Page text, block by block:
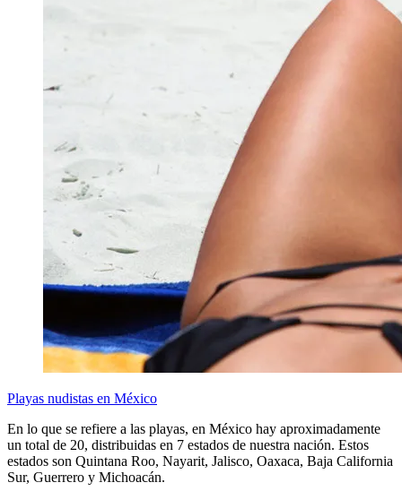
Playas nudistas en México
En lo que se refiere a las playas, en México hay aproximadamente
un total de 20, distribuidas en 7 estados de nuestra nación. Estos
estados son Quintana Roo, Nayarit, Jalisco, Oaxaca, Baja California
Sur, Guerrero y Michoacán.